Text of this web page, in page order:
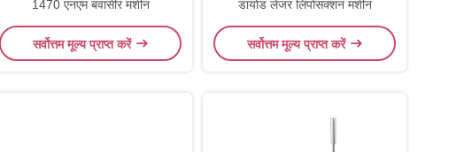
1470 एनएम बवासीर मशीन
सर्वोत्तम मूल्य प्राप्त करें
डायोड लेजर लिपोसक्शन मशीन
सर्वोत्तम मूल्य प्राप्त करें